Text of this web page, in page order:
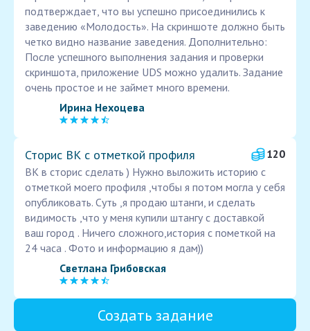
подтверждает, что вы успешно присоединились к
заведению «Молодость». На скриншоте должно быть
четко видно название заведения. Дополнительно:
После успешного выполнения задания и проверки
скриншота, приложение UDS можно удалить. Задание
очень простое и не займет много времени.
Ирина Нехоцева
Сторис ВК с отметкой профиля
120
ВК в сторис сделать ) Нужно выложить историю с
отметкой моего профиля ,чтобы я потом могла у себя
опубликовать. Суть ,я продаю штанги, и сделать
видимость ,что у меня купили штангу с доставкой
ваш город . Ничего сложного,история с пометкой на
24 часа . Фото и информацию я дам))
Светлана Грибовская
Создать задание